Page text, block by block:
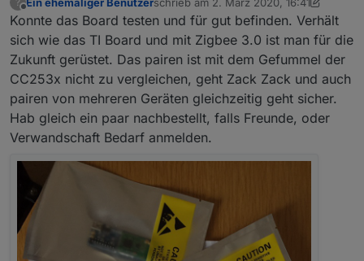
oder
https://www.thingiverse.com/thing:4224425
oder günstig danke an @klassisch
DIY Gehäuse
Offline zuletzt editiert von Ein ehemaliger
Konnte das Board testen und für gut befinden. Verhält
sich wie das TI Board und mit Zigbee 3.0 ist man für die
Zukunft gerüstet. Das pairen ist mit dem Gefummel der
CC253x nicht zu vergleichen, geht Zack Zack und auch
pairen von mehreren Geräten gleichzeitig geht sicher.
Hab gleich ein paar nachbestellt, falls Freunde, oder
Verwandschaft Bedarf anmelden.